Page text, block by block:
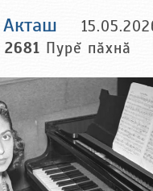
2681 Пурĕ пăхнă